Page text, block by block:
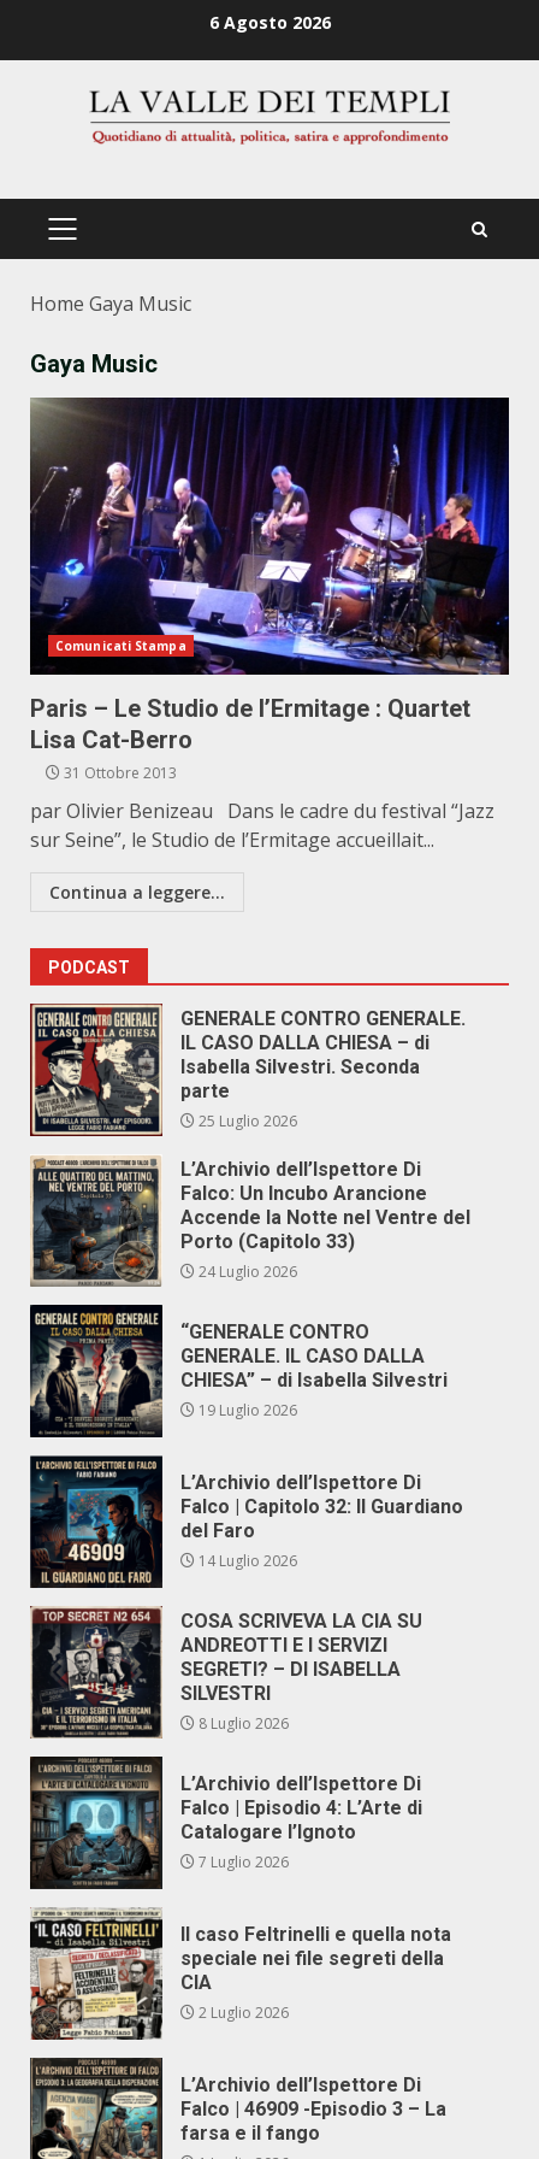
6 Agosto 2026
PRIMÄRES
Home Gaya Music
Gaya Music
Comunicati Stampa
Paris – Le Studio de l’Ermitage : Quartet
Lisa Cat-Berro
31 Ottobre 2013
par Olivier Benizeau Dans le cadre du festival “Jazz
sur Seine”, le Studio de l’Ermitage accueillait...
Continua a leggere...
PODCAST
GENERALE CONTRO GENERALE.
IL CASO DALLA CHIESA – di
Isabella Silvestri. Seconda
parte
25 Luglio 2026
L’Archivio dell’Ispettore Di
Falco: Un Incubo Arancione
Accende la Notte nel Ventre del
Porto (Capitolo 33)
24 Luglio 2026
“GENERALE CONTRO
GENERALE. IL CASO DALLA
CHIESA” – di Isabella Silvestri
19 Luglio 2026
L’Archivio dell’Ispettore Di
Falco | Capitolo 32: Il Guardiano
del Faro
14 Luglio 2026
COSA SCRIVEVA LA CIA SU
ANDREOTTI E I SERVIZI
SEGRETI? – DI ISABELLA
SILVESTRI
8 Luglio 2026
L’Archivio dell’Ispettore Di
Falco | Episodio 4: L’Arte di
Catalogare l’Ignoto
7 Luglio 2026
Il caso Feltrinelli e quella nota
speciale nei file segreti della
CIA
2 Luglio 2026
L’Archivio dell’Ispettore Di
Falco | 46909 -Episodio 3 – La
farsa e il fango